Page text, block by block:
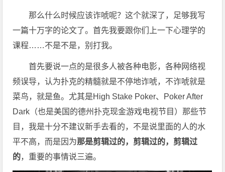
那么什么时候应该诈唬呢？这个就深了，足够我写
一篇十万字的论文了。首先我要跟你们上一下心理学的
课程……不是不是，别打我。
首先要说一点的是很多人被各种电影，各种网络视
频误导，认为扑克的精髓就是不停地诈唬，不诈唬就是
菜鸟，就是鱼。尤其是High Stake Poker、Poker After
Dark（也是美国的德州扑克现金游戏电视节目）那些节
目，我是十分不建议新手去看的，不是说里面的人的水
平不高，而是因为那是剪辑过的，剪辑过的，剪辑过
的，重要的事情说三遍。